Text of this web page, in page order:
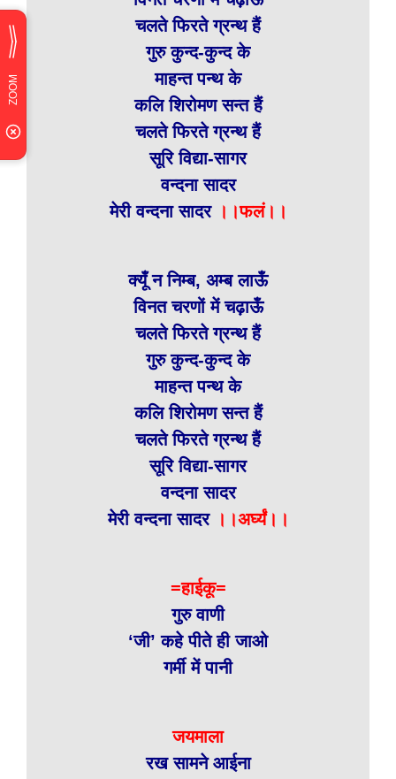
चलते फिरते ग्रन्थ हैं
गुरु कुन्द-कुन्द के
माहन्त पन्थ के
कलि शिरोमण सन्त हैं
चलते फिरते ग्रन्थ हैं
सूरि विद्या-सागर
वन्दना सादर
मेरी वन्दना सादर ।।फलं।।
क्यूँ न निम्ब, अम्ब लाऊँ
विनत चरणों में चढ़ाऊँ
चलते फिरते ग्रन्थ हैं
गुरु कुन्द-कुन्द के
माहन्त पन्थ के
कलि शिरोमण सन्त हैं
चलते फिरते ग्रन्थ हैं
सूरि विद्या-सागर
वन्दना सादर
मेरी वन्दना सादर ।।अर्घ्यं।।
=हाईकू=
गुरु वाणी
‘जी’ कहे पीते ही जाओ
गर्मी में पानी
जयमाला
रख सामने आईना